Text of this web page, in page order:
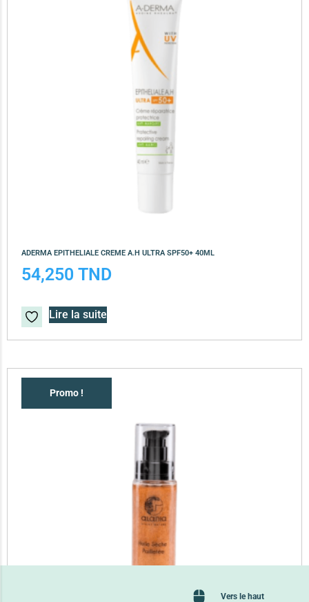
Promo !
ADERMA EPITHELIALE CREME A.H ULTRA SPF50+ 40ML
54,250 TND
Lire la suite
Vers le haut